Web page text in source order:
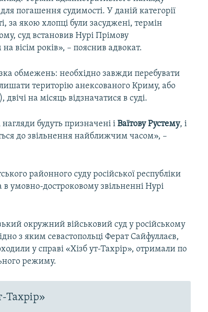
погашення судимості. У даній категорії
за якою хлопці були засуджені, термін
суд встановив Нурі Прімову
вісім років», – пояснив адвокат.
обмежень: необхідно завжди перебувати
територію анексованого Криму, або
на місяць відзначатися в суді.
будуть призначені іВаїтову Рустему, і
до звільнення найближчим часом», –
районного суду російської республіки
в умовно-достроковому звільненні Нурі
окружний військовий суд у російському
з яким севастопольці Ферат Сайфуллаєв,
у справі «Хізб ут-Тахрір», отримали по
режиму.
Тахрір»